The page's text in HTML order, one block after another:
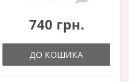
740 грн.
ДО КОШИКА